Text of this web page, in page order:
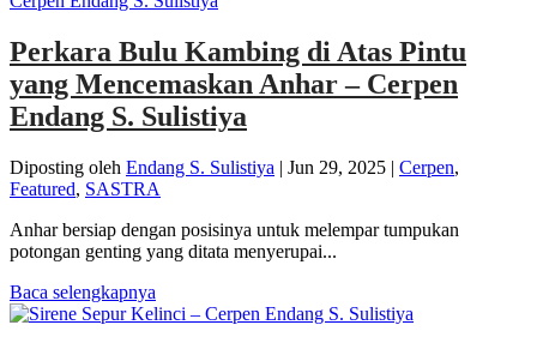
Perkara Bulu Kambing di Atas Pintu
yang Mencemaskan Anhar – Cerpen
Endang S. Sulistiya
Diposting oleh Endang S. Sulistiya | Jun 29, 2025 | Cerpen,
Featured, SASTRA
Anhar bersiap dengan posisinya untuk melempar tumpukan
potongan genting yang ditata menyerupai...
Baca selengkapnya